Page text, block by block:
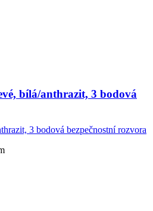
bílá/anthrazit, 3 bodová